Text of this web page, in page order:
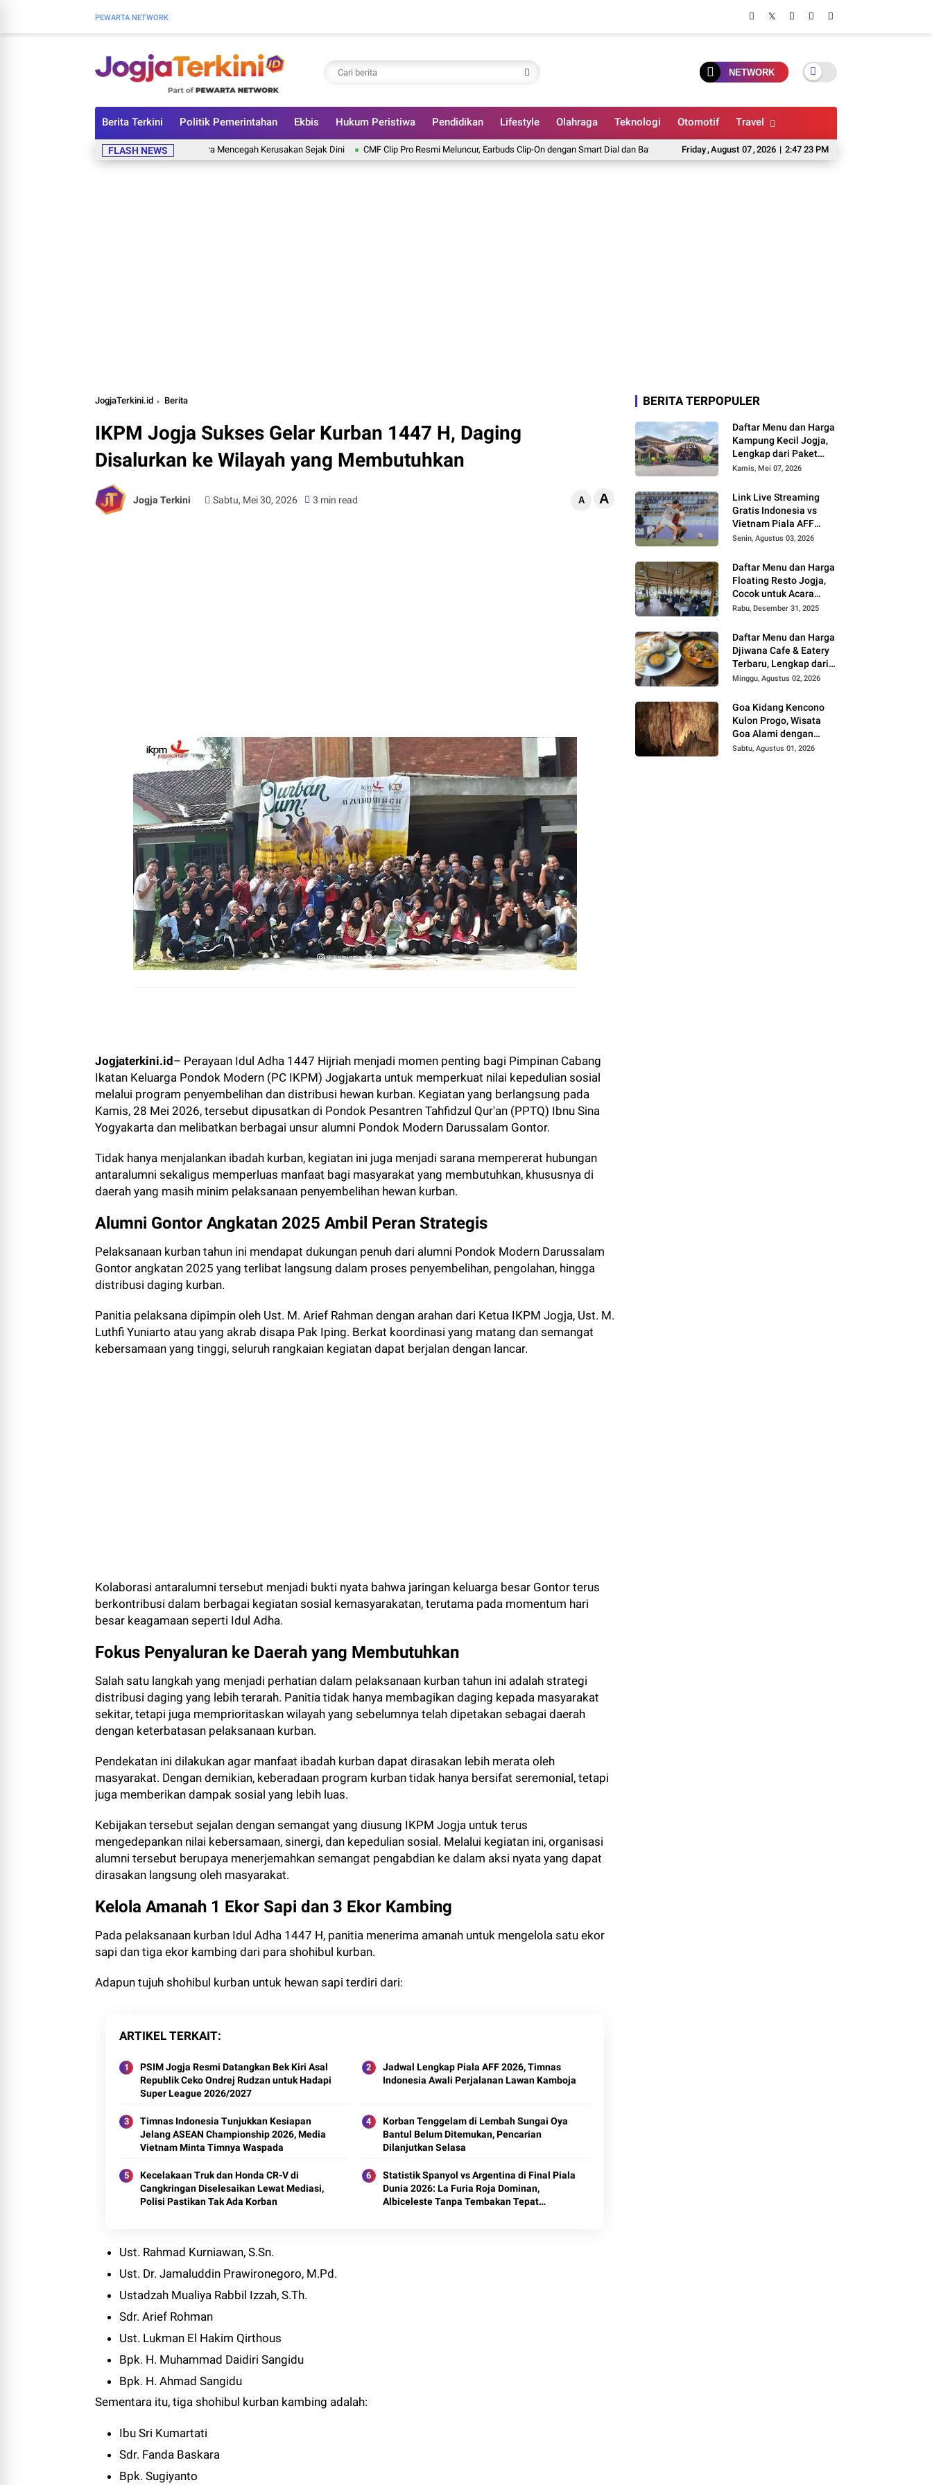
PEWARTA NETWORK
NETWORK
Berita Terkini Politik Pemerintahan Ekbis Hukum Peristiwa Pendidikan Lifestyle Olahraga Teknologi Otomotif Travel
Friday,August 07,2026 | 2:47 24 PM
FLASH NEWS
Tanda Rumah Mulai Diserang Rayap dan Cara Mencegah Kerusakan Sejak Dini CMF Clip Pro Resmi Meluncur, Earbuds Clip-On dengan Smart Dial dan Baterai Hingga 10 Jam Daftar Harga Mobil Rp 400 Jutaan di GIIAS 2026,
JogjaTerkini.id Berita
IKPM Jogja Sukses Gelar Kurban 1447 H, Daging
Disalurkan ke Wilayah yang Membutuhkan
Jogja Terkini Sabtu, Mei 30, 2026 3 min read A A
Jogjaterkini.id– Perayaan Idul Adha 1447 Hijriah menjadi momen penting bagi Pimpinan Cabang
Ikatan Keluarga Pondok Modern (PC IKPM) Jogjakarta untuk memperkuat nilai kepedulian sosial
melalui program penyembelihan dan distribusi hewan kurban. Kegiatan yang berlangsung pada
Kamis, 28 Mei 2026, tersebut dipusatkan di Pondok Pesantren Tahfidzul Qur'an (PPTQ) Ibnu Sina
Yogyakarta dan melibatkan berbagai unsur alumni Pondok Modern Darussalam Gontor.
Tidak hanya menjalankan ibadah kurban, kegiatan ini juga menjadi sarana mempererat hubungan
antaralumni sekaligus memperluas manfaat bagi masyarakat yang membutuhkan, khususnya di
daerah yang masih minim pelaksanaan penyembelihan hewan kurban.
Alumni Gontor Angkatan 2025 Ambil Peran Strategis
Pelaksanaan kurban tahun ini mendapat dukungan penuh dari alumni Pondok Modern Darussalam
Gontor angkatan 2025 yang terlibat langsung dalam proses penyembelihan, pengolahan, hingga
distribusi daging kurban.
Panitia pelaksana dipimpin oleh Ust. M. Arief Rahman dengan arahan dari Ketua IKPM Jogja, Ust. M.
Luthfi Yuniarto atau yang akrab disapa Pak Iping. Berkat koordinasi yang matang dan semangat
kebersamaan yang tinggi, seluruh rangkaian kegiatan dapat berjalan dengan lancar.
Kolaborasi antaralumni tersebut menjadi bukti nyata bahwa jaringan keluarga besar Gontor terus
berkontribusi dalam berbagai kegiatan sosial kemasyarakatan, terutama pada momentum hari
besar keagamaan seperti Idul Adha.
Fokus Penyaluran ke Daerah yang Membutuhkan
Salah satu langkah yang menjadi perhatian dalam pelaksanaan kurban tahun ini adalah strategi
distribusi daging yang lebih terarah. Panitia tidak hanya membagikan daging kepada masyarakat
sekitar, tetapi juga memprioritaskan wilayah yang sebelumnya telah dipetakan sebagai daerah
dengan keterbatasan pelaksanaan kurban.
Pendekatan ini dilakukan agar manfaat ibadah kurban dapat dirasakan lebih merata oleh
masyarakat. Dengan demikian, keberadaan program kurban tidak hanya bersifat seremonial, tetapi
juga memberikan dampak sosial yang lebih luas.
Kebijakan tersebut sejalan dengan semangat yang diusung IKPM Jogja untuk terus
mengedepankan nilai kebersamaan, sinergi, dan kepedulian sosial. Melalui kegiatan ini, organisasi
alumni tersebut berupaya menerjemahkan semangat pengabdian ke dalam aksi nyata yang dapat
dirasakan langsung oleh masyarakat.
Kelola Amanah 1 Ekor Sapi dan 3 Ekor Kambing
Pada pelaksanaan kurban Idul Adha 1447 H, panitia menerima amanah untuk mengelola satu ekor
sapi dan tiga ekor kambing dari para shohibul kurban.
Adapun tujuh shohibul kurban untuk hewan sapi terdiri dari:
ARTIKEL TERKAIT
PSIM Jogja Resmi Datangkan Bek Kiri Asal
Republik Ceko Ondrej Rudzan untuk Hadapi
Super League 2026/2027
Jadwal Lengkap Piala AFF 2026, Timnas
Indonesia Awali Perjalanan Lawan Kamboja
Timnas Indonesia Tunjukkan Kesiapan
Jelang ASEAN Championship 2026, Media
Vietnam Minta Timnya Waspada
Korban Tenggelam di Lembah Sungai Oya
Bantul Belum Ditemukan, Pencarian
Dilanjutkan Selasa
Kecelakaan Truk dan Honda CR-V di
Cangkringan Diselesaikan Lewat Mediasi,
Polisi Pastikan Tak Ada Korban
Statistik Spanyol vs Argentina di Final Piala
Dunia 2026: La Furia Roja Dominan,
Albiceleste Tanpa Tembakan Tepat
Ust. Rahmad Kurniawan, S.Sn.
Ust. Dr. Jamaluddin Prawironegoro, M.Pd.
Ustadzah Mualiya Rabbil Izzah, S.Th.
Sdr. Arief Rohman
Ust. Lukman El Hakim Qirthous
Bpk. H. Muhammad Daidiri Sangidu
Bpk. H. Ahmad Sangidu
Sementara itu, tiga shohibul kurban kambing adalah:
Ibu Sri Kumartati
Sdr. Fanda Baskara
Bpk. Sugiyanto
BERITA TERPOPULER
Daftar Menu dan Harga
Kampung Kecil Jogja,
Lengkap dari Paket
Nasi hingga Minuman
Kamis, Mei 07, 2026
Link Live Streaming
Gratis Indonesia vs
Vietnam Piala AFF
2026
Senin, Agustus 03, 2026
Daftar Menu dan Harga
Floating Resto Jogja,
Cocok untuk Acara
Keluarga dan
Rabu, Desember 31, 2025
Daftar Menu dan Harga
Djiwana Cafe & Eatery
Terbaru, Lengkap dari
Croissant, Pizza hingga
Minggu, Agustus 02, 2026
Goa Kidang Kencono
Kulon Progo, Wisata
Goa Alami dengan
Sungai Bawah Tanah
Sabtu, Agustus 01, 2026